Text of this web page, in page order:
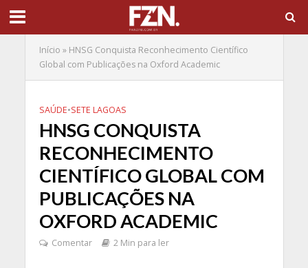
Início » HNSG Conquista Reconhecimento Científico
Global com Publicações na Oxford Academic
SAÚDE•SETE LAGOAS
HNSG CONQUISTA
RECONHECIMENTO
CIENTÍFICO GLOBAL COM
PUBLICAÇÕES NA
OXFORD ACADEMIC
Comentar 2 Min para ler